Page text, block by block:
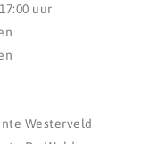
uur
Westerveld